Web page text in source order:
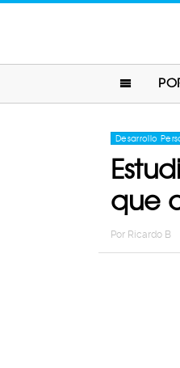
Desarrollo
que
Por Ricardo B